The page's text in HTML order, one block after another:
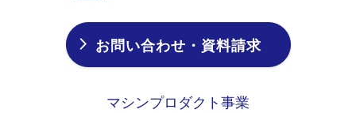
お問い合わせ・資料請求
マシンプロダクト事業